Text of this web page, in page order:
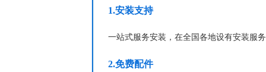
1.安装支持
一站式服务安装，在全国各地设有安装服
2.免费配件